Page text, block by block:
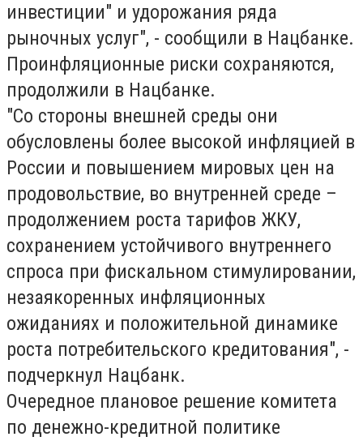
инвестиции" и удорожания ряда
рыночных услуг", - сообщили в Нацбанке.
Проинфляционные риски сохраняются,
продолжили в Нацбанке.
"Со стороны внешней среды они
обусловлены более высокой инфляцией в
России и повышением мировых цен на
продовольствие, во внутренней среде –
продолжением роста тарифов ЖКУ,
сохранением устойчивого внутреннего
спроса при фискальном стимулировании,
незаякоренных инфляционных
ожиданиях и положительной динамике
роста потребительского кредитования", -
подчеркнул Нацбанк.
Очередное плановое решение комитета
по денежно-кредитной политике